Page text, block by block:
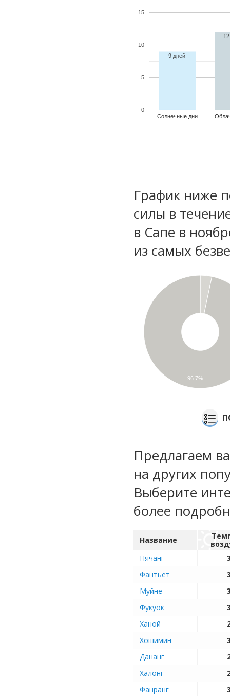
Солнечные дни
0
5
10
15
9 дней
График ниже
силы в
в Сапе в
из самых
96.7%
Предлагаем
на других
Выберите
более
Название
Нячанг
Фантьет
Муйне
Фукуок
Ханой
Хошимин
Дананг
Халонг
Фанранг